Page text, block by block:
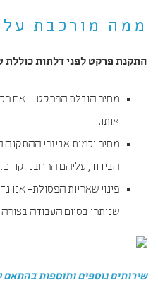
ממה מורכבת
התקנת פרקט לפני דלתות כוללת
מחיר הובלת הפרקט– אם
אותו.
מחיר וכמות אביזרי
הבידוד, עליהם הרחבנו קודם.
פינוי שאריות הפסולת- אנו
שנותרו בסיום העבודה
שירותים נוספים ותוספות בהתאם